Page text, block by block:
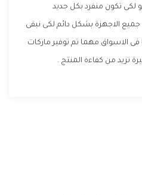
لكى تكون منفرد بكل جديد
الاجهزة بشكل دائم لكى نبقى
فى الاسواق مهما تم توفير ماركات
تزيد من كفاءة المنتج .